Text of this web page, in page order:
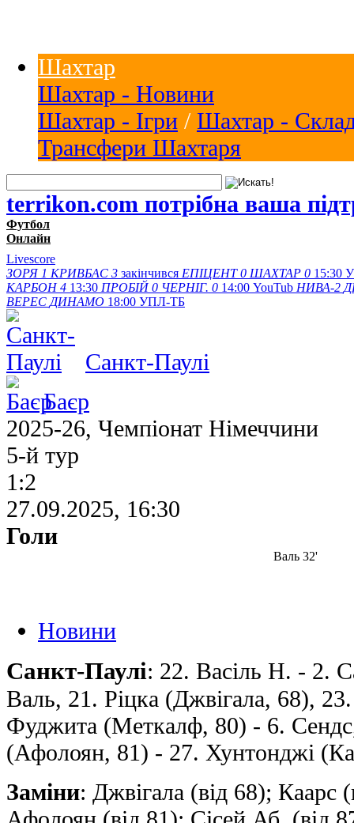
Шахтар
Шахтар - Новини
Шахтар - Ігри / Шахтар -
Трансфери Шахтаря
terrikon.com потрібна ваша
Футбол
Онлайн
Livescore
ЗОРЯ 1 КРИВБАС 3 закінчився ЕПІЦЕНТ 0 ШАХТАР 0 15:30
КАРБОН 4 13:30 ПРОБІЙ 0 ЧЕРНІГ. 0 14:00 YouTub НИВА-2
ВЕРЕС ДИНАМО 18:00 УПЛ-ТБ
Санкт-Паулі
Баєр
2025-26, Чемпіонат Німеччини
5-й тур
1:2
27.09.2025, 16:30
Голи
Валь 32'
Новини
Санкт-Паулі: 22. Васіль Н. - 2.
Валь, 21. Ріцка (Джвігала, 68),
Фуджита (Меткалф, 80) - 6.
(Афолоян, 81) - 27. Хунтонджі
Заміни: Джвігала (від 68); Каарс